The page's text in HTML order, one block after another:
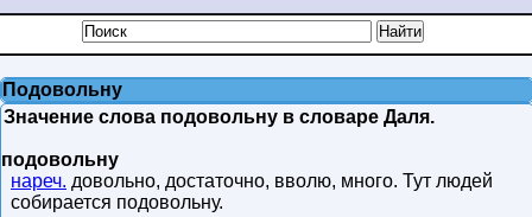
Подовольну
Значение слова подовольну в словаре Даля.
подовольну
нареч. довольно, достаточно, вволю, много. Тут людей
собирается подовольну.